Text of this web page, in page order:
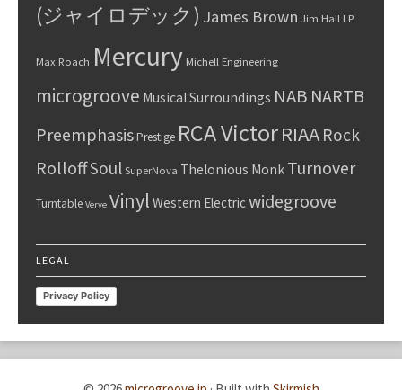
(ジャイロデック) James Brown Jim Hall LP
Max Roach Mercury Michell Engineering
microgroove Musical Surroundings NAB NARTB
PreemphasisPrestige RCA VictorRIAA Rock
RolloffSoul SuperNova Thelonious Monk Turnover
Turntable Verve Vinyl Western Electricwidegroove
LEGAL
Privacy Policy